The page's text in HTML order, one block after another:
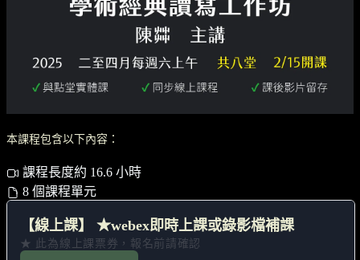
本課程包含以下內容：
課程長度約 16.6 小時
8 個課程單元
【線上課】 ★webex即時上課或錄影檔補課
★ 此為線上課票券，報名前請確認